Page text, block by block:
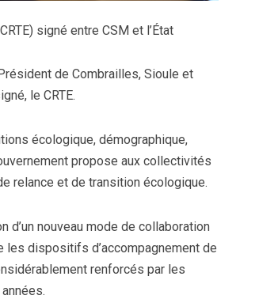
signé entre CSM et l’État
de Combrailles, Sioule et
le CRTE.
écologique, démographique,
propose aux collectivités
relance et de transition écologique.
d’un nouveau mode de collaboration
dispositifs d’accompagnement de
renforcés par les